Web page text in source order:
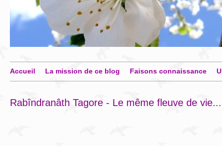
Accueil La mission de ce blog Faisons connaissance
Rabîndranâth Tagore - Le même fleuve de vie...